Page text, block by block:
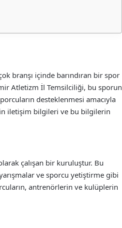
branşı içinde barındıran bir spor
Atletizm İl Temsilciliği, bu sporun
desteklenmesi amacıyla
iletişim bilgileri ve bu bilgilerin
çalışan bir kuruluştur. Bu
ve sporcu yetiştirme gibi
antrenörlerin ve kulüplerin